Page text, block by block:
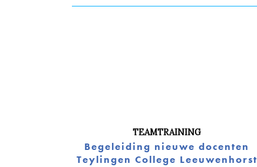
TEAMTRAINING
Begeleiding nieuwe docenten
Teylingen College Leeuwenhorst